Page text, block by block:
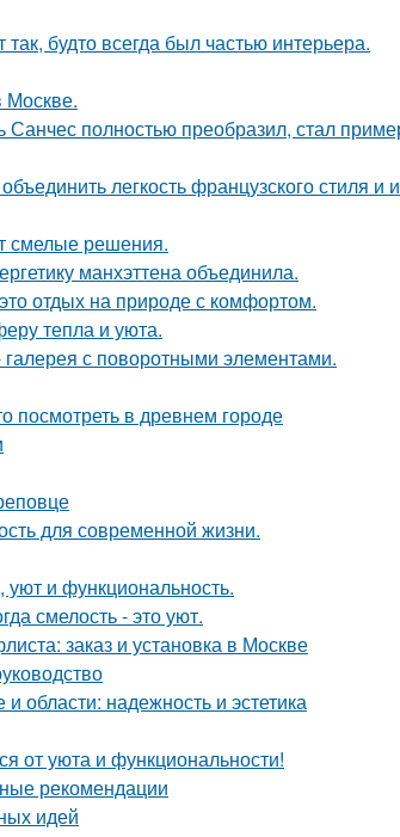
будто всегда был частью интерьера.
Москве.
полностью преобразил, стал
легкость французского стиля и
смелые решения.
манхэттена объединила.
отдых на природе с комфортом.
тепла и уюта.
с поворотными элементами.
посмотреть в древнем городе
для современной жизни.
уют и функциональность.
смелость - это уют.
заказ и установка в Москве
области: надежность и эстетика
от уюта и функциональности!
рекомендации
идей